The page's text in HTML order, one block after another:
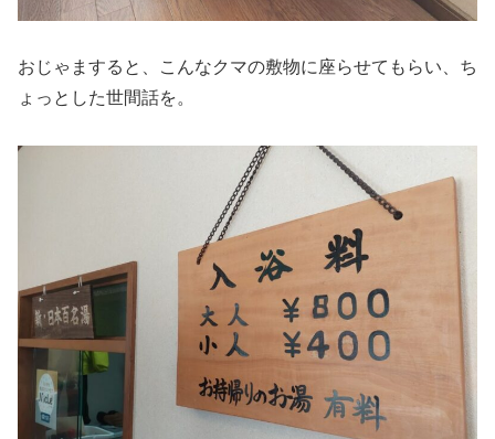
おじゃますると、こんなクマの敷物に座らせてもらい、ち
ょっとした世間話を。